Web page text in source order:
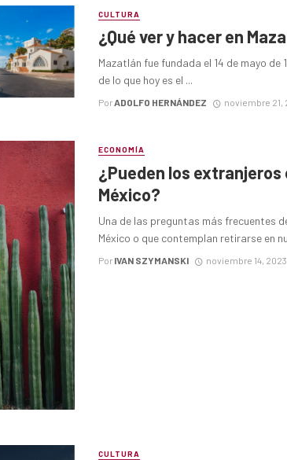
CULTURA
¿Qué ver y hacer en
Mazatlán fue fundada el 14 de mayo
de lo que hoy es el ...
PorADOLFO HERNÁNDEZ noviembre 21,
ECONOMÍA
¿Pueden los
México?
Una de las preguntas más frecuentes
México o que contemplan retirarse en
Por IVAN SZYMANSKI noviembre 14, 2023
CULTURA